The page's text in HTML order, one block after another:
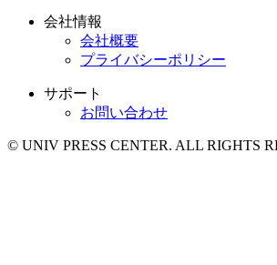
会社情報
会社概要
プライバシーポリシー
サポート
お問い合わせ
© UNIV PRESS CENTER. ALL RIGHTS